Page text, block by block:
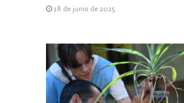
18 de junio de 2025